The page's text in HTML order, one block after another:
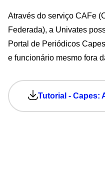
Através do serviço CAFe
Federada), a Univates
Portal de Periódicos
e funcionário mesmo fora
Tutorial - Capes: